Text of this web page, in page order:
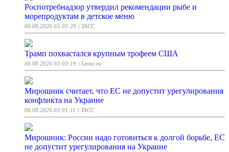
Роспотребнадзор утвердил рекомендации рыбе и
морепродуктам в детское меню
06.08.2026 03:03:29 | ТАСС
Трамп похвастался крупным трофеем США
06.08.2026 03:03:19 | Lenta.ru
Мирошник считает, что ЕС не допустит урегулирования
конфликта на Украине
06.08.2026 03:01:11 | ТАСС
Мирошник: России надо готовиться к долгой борьбе, ЕС
не допустит урегулирования на Украине